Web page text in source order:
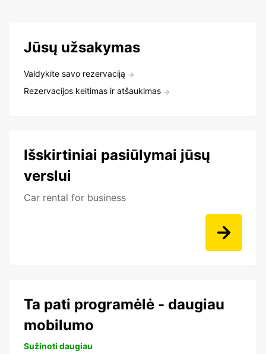
Jūsų užsakymas
Valdykite savo rezervaciją
Rezervacijos keitimas ir atšaukimas
Išskirtiniai pasiūlymai jūsų
verslui
Car rental for business
Ta pati programėlė - daugiau
mobilumo
Sužinoti daugiau